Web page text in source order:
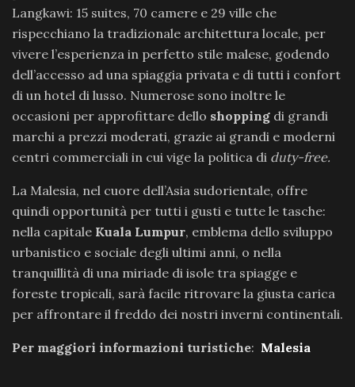
Langkawi: 15 suites, 70 camere e 29 ville che
rispecchiano la tradizionale architettura locale, per
vivere l’esperienza in perfetto stile malese, godendo
dell’accesso ad una spiaggia privata e di tutti i confort
di un hotel di lusso. Numerose sono inoltre le
occasioni per approfittare dello shopping di grandi
marchi a prezzi moderati, grazie ai grandi e moderni
centri commerciali in cui vige la politica di duty-free.
La Malesia, nel cuore dell’Asia sudorientale, offre
quindi opportunità per tutti i gusti e tutte le tasche:
nella capitale Kuala Lumpur, emblema dello sviluppo
urbanistico e sociale degli ultimi anni, o nella
tranquillità di una miriade di isole tra spiagge e
foreste tropicali, sarà facile ritrovare la giusta carica
per affrontare il freddo dei nostri inverni continentali.
Per maggiori informazioni turistiche: Malesia